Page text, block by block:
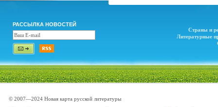
РАССЫЛКА НОВОСТЕЙ
Страны и
Литературные
© 2007—2024 Новая карта русской литературы